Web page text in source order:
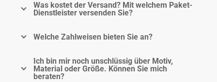
Was kostet der Versand? Mit welchem Paket-
Dienstleister versenden Sie?
Welche Zahlweisen bieten Sie an?
Ich bin mir noch unschlüssig über Motiv,
Material oder Größe. Können Sie mich
beraten?